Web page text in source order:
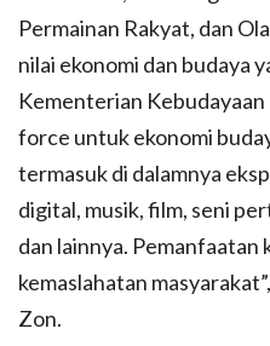
Permainan Rakyat, dan
nilai ekonomi dan budaya
Kementerian
force untuk ekonomi
termasuk di dalamnya
digital, musik, film, seni
dan lainnya.
kemaslahatan
Zon.